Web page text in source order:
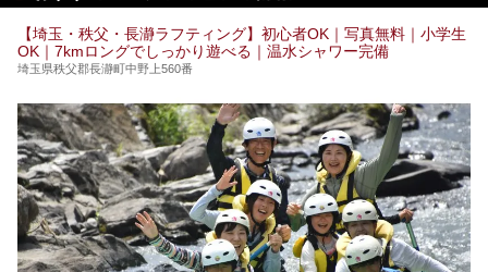
提供元：花王株式会社【PR】
す。
【埼玉・秩父・長瀞ラフティング】初心者OK｜写真無料｜小学生
OK｜7kmロングでしっかり遊べる｜温水シャワー完備
埼玉県秩父郡長瀞町中野上560番